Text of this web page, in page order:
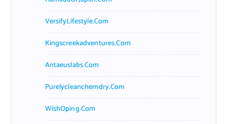
VersifyLifestyle.com
Kingscreekadventures.com
Antaeuslabs.com
Purelycleanchemdry.com
WishOping.com